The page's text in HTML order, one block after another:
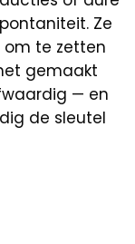
Ze
te zetten
gemaakt
— en
de sleutel